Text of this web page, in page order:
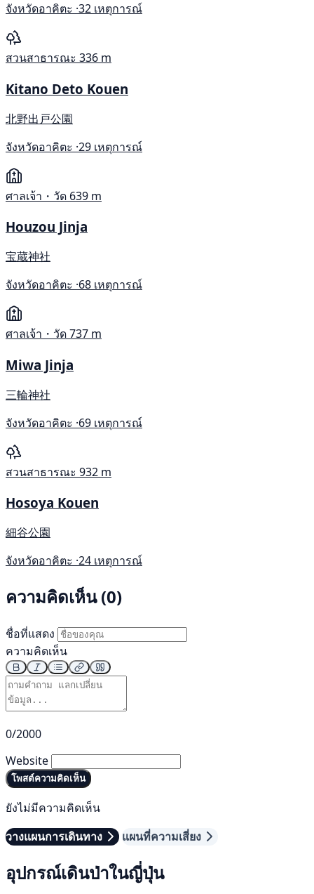
จังหวัดอาคิตะ ·32 เหตุการณ์
สวนสาธารณะ 336 m
Kitano Deto Kouen
北野出戸公園
จังหวัดอาคิตะ ·29 เหตุการณ์
ศาลเจ้า・วัด 639 m
Houzou Jinja
宝蔵神社
จังหวัดอาคิตะ ·68 เหตุการณ์
ศาลเจ้า・วัด737 m
Miwa Jinja
三輪神社
จังหวัดอาคิตะ ·69 เหตุการณ์
สวนสาธารณะ 932 m
Hosoya Kouen
細谷公園
จังหวัดอาคิตะ ·24 เหตุการณ์
ความคิดเห็น (0)
ชื่อที่แสดง
ความคิดเห็น
0/2000
Website
โพสต์ความคิดเห็น
ยังไม่มีความคิดเห็น
วางแผนการเดินทาง
แผนที่ความเสี่ยง
อุปกรณ์เดินป่าในญี่ปุ่น